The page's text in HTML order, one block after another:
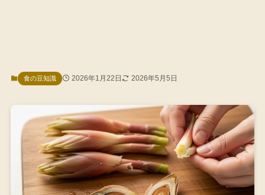
食の豆知識 2026年1月22日 2026年5月5日